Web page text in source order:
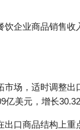
企业商品销售
场，适时调整
美元，增长
口商品结构上